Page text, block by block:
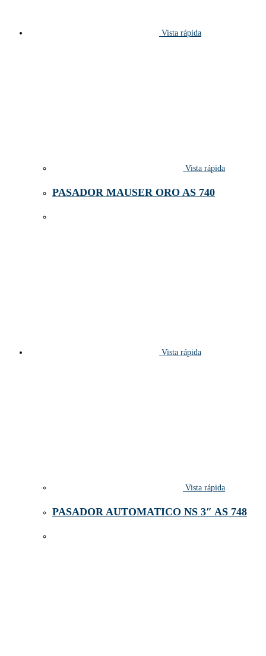
Vista rápida
Vista rápida
PASADOR MAUSER ORO AS 740
Vista rápida
Vista rápida
PASADOR AUTOMATICO NS 3″ AS 748